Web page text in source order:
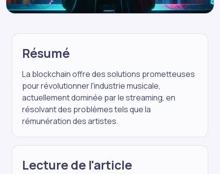
Résumé
La blockchain offre des solutions prometteuses
pour révolutionner l'industrie musicale,
actuellement dominée par le streaming, en
résolvant des problèmes tels que la
rémunération des artistes.
Lecture de l'article